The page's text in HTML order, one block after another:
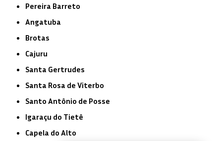
Pereira Barreto
Angatuba
Brotas
Cajuru
Santa Gertrudes
Santa Rosa de Viterbo
Santo Antônio de Posse
Igaraçu do Tietê
Capela do Alto